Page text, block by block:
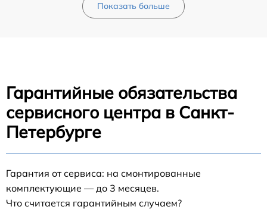
Показать больше
Гарантийные обязательства
сервисного центра в Санкт-
Петербурге
Гарантия от сервиса: на смонтированные
комплектующие — до 3 месяцев.
Что считается гарантийным случаем?